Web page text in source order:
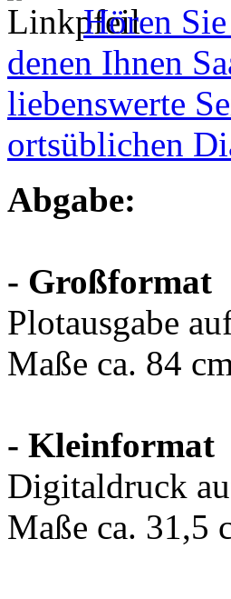
Hören
denen Ihnen
liebenswerte
ortsüblichen
Abgabe:
- Großformat
Plotausgabe
Maße ca. 84
- Kleinformat
Digitaldruck
Maße ca. 31,5